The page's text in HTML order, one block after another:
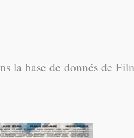
la base de donnés de